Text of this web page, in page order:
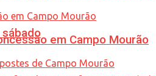
em Campo Mourão